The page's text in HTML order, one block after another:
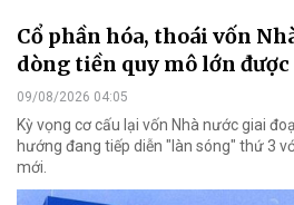
Cổ phần hóa, thoái vốn
dòng tiền quy mô lớn được
09/08/2026 04:05
Kỳ vọng cơ cấu lại vốn Nhà nước giai
hướng đang tiếp diễn "làn sóng" thứ 3
mới.